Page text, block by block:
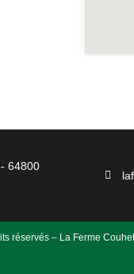
64800
réservés – La Ferme